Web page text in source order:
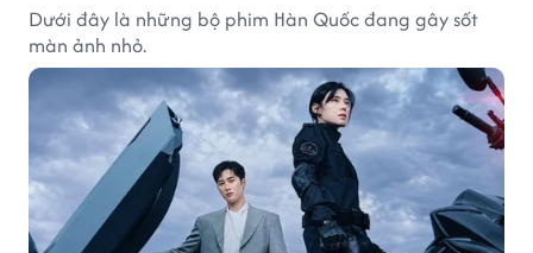
Dưới đây là những bộ phim Hàn Quốc đang gây sốt
màn ảnh nhỏ.